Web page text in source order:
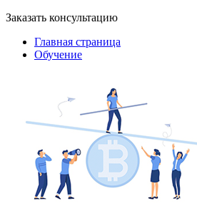
Заказать консультацию
Главная страница
Обучение